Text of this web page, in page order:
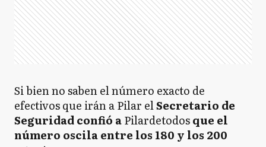
Si bien no saben el número exacto de
efectivos que irán a Pilar elSecretario de
Seguridad confió aPilardetodosque el
número oscila entre los 180 y los 200